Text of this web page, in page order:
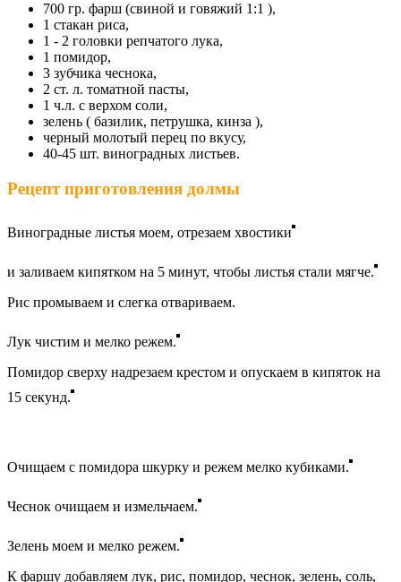
700 гр. фарш (свиной и говяжий 1:1 ),
1 стакан риса,
1 - 2 головки репчатого лука,
1 помидор,
3 зубчика чеснока,
2 ст. л. томатной пасты,
1 ч.л. с верхом соли,
зелень ( базилик, петрушка, кинза ),
черный молотый перец по вкусу,
40-45 шт. виноградных листьев.
Рецепт приготовления долмы
Виноградные листья моем, отрезаем хвостики
и заливаем кипятком на 5 минут, чтобы листья стали мягче.
Рис промываем и слегка отвариваем.
Лук чистим и мелко режем.
Помидор сверху надрезаем крестом и опускаем в кипяток на
15 секунд.
Очищаем с помидора шкурку и режем мелко кубиками.
Чеснок очищаем и измельчаем.
Зелень моем и мелко режем.
К фаршу добавляем лук, рис, помидор, чеснок, зелень, соль,